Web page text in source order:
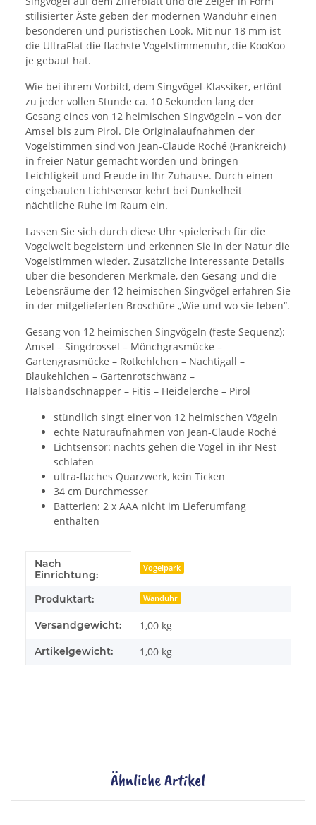
stilisierter Äste geben der modernen Wanduhr einen
besonderen und puristischen Look. Mit nur 18 mm ist
die UltraFlat die flachste Vogelstimmenuhr, die KooKoo
je gebaut hat.
Wie bei ihrem Vorbild, dem Singvögel-Klassiker, ertönt
zu jeder vollen Stunde ca. 10 Sekunden lang der
Gesang eines von 12 heimischen Singvögeln – von der
Amsel bis zum Pirol. Die Originalaufnahmen der
Vogelstimmen sind von Jean-Claude Roché (Frankreich)
in freier Natur gemacht worden und bringen
Leichtigkeit und Freude in Ihr Zuhause. Durch einen
eingebauten Lichtsensor kehrt bei Dunkelheit
nächtliche Ruhe im Raum ein.
Lassen Sie sich durch diese Uhr spielerisch für die
Vogelwelt begeistern und erkennen Sie in der Natur die
Vogelstimmen wieder. Zusätzliche interessante Details
über die besonderen Merkmale, den Gesang und die
Lebensräume der 12 heimischen Singvögel erfahren Sie
in der mitgelieferten Broschüre „Wie und wo sie leben“.
Gesang von 12 heimischen Singvögeln (feste Sequenz):
Amsel – Singdrossel – Mönchgrasmücke –
Gartengrasmücke – Rotkehlchen – Nachtigall –
Blaukehlchen – Gartenrotschwanz –
Halsbandschnäpper – Fitis – Heidelerche – Pirol
stündlich singt einer von 12 heimischen Vögeln
echte Naturaufnahmen von Jean-Claude Roché
Lichtsensor: nachts gehen die Vögel in ihr Nest
schlafen
ultra-flaches Quarzwerk, kein Ticken
34 cm Durchmesser
Batterien: 2 x AAA nicht im Lieferumfang
enthalten
Produkteigenschaft
Wert
Nach
Einrichtung:
Vogelpark
Produktart: Wanduhr
Versandgewicht: 1,00 kg
Artikelgewicht: 1,00 kg
Ähnliche Artikel